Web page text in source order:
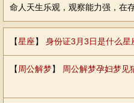
命人天生乐观，观察能力强，在存
【星座】 身份证3月3日是什么星
【 周公解梦】
周公解梦孕妇梦见